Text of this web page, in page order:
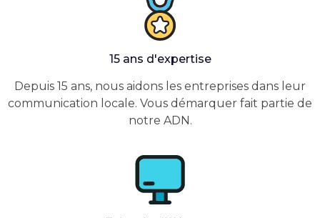
15 ans d'expertise
Depuis 15 ans, nous aidons les entreprises dans leur
communication locale. Vous démarquer fait partie de
notre ADN.